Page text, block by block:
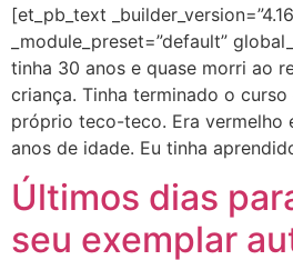
[et_pb_text
_module_preset=”default”
tinha 30 anos e quase morri ao
criança. Tinha terminado o
próprio teco-teco. Era vermelho
anos de idade. Eu tinha
Últimos dias
seu exemplar